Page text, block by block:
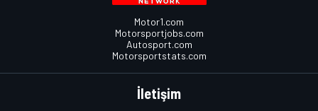
Motor1.com
Motorsportjobs.com
Autosport.com
Motorsportstats.com
İletişim